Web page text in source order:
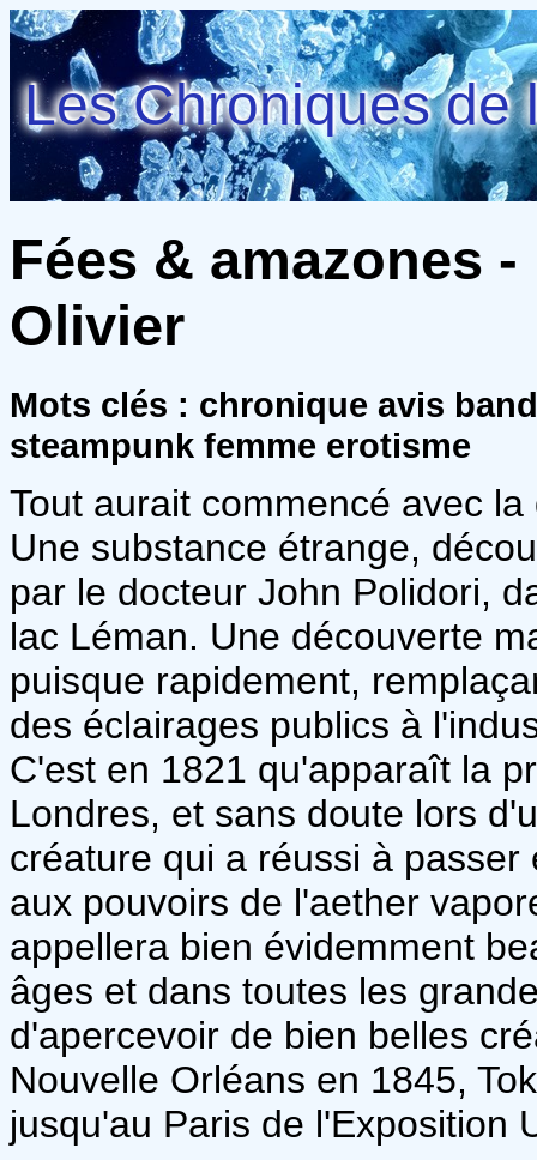
Les Chroniques de
Fées & amazones
Olivier
Mots clés : chronique avis
steampunk femme erotisme
Tout aurait commencé avec
Une substance étrange,
par le docteur John Polidori,
lac Léman. Une découverte
puisque rapidement,
des éclairages publics à
C'est en 1821 qu'apparaît la
Londres, et sans doute lors
créature qui a réussi à
aux pouvoirs de l'aether
appellera bien évidemment
âges et dans toutes les
d'apercevoir de bien belles
Nouvelle Orléans en 1845,
jusqu'au Paris de l'Exposition